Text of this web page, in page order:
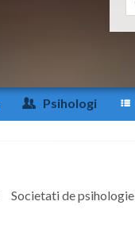
Psihologi
Societati de psihologie